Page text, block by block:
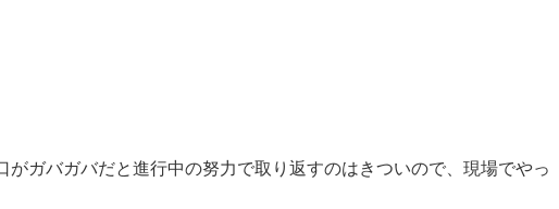
ガバガバだと進行中の努力で取り返すのはきついので、現場でやっ